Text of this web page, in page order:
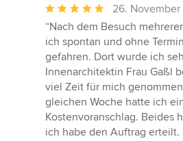
Durchschnittliche
Bewertung:
5
von
5
Sternen
26. November
“Nach dem Besuch
ich spontan und ohne
gefahren. Dort wurde ich
Innenarchitektin Frau Gaßl
viel Zeit für mich
gleichen Woche hatte ich
Kostenvoranschlag. Beides
ich habe den Auftrag